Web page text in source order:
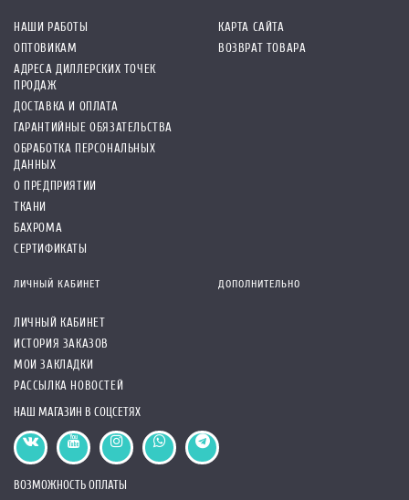
НАШИ РАБОТЫ
ОПТОВИКАМ
АДРЕСА ДИЛЛЕРСКИХ ТОЧЕК
ПРОДАЖ
ДОСТАВКА И ОПЛАТА
ГАРАНТИЙНЫЕ ОБЯЗАТЕЛЬСТВА
ОБРАБОТКА ПЕРСОНАЛЬНЫХ
ДАННЫХ
О ПРЕДПРИЯТИИ
ТКАНИ
БАХРОМА
СЕРТИФИКАТЫ
КАРТА САЙТА
ВОЗВРАТ ТОВАРА
ЛИЧНЫЙ КАБИНЕТ
ЛИЧНЫЙ КАБИНЕТ
ИСТОРИЯ ЗАКАЗОВ
МОИ ЗАКЛАДКИ
РАССЫЛКА НОВОСТЕЙ
ДОПОЛНИТЕЛЬНО
НАШ МАГАЗИН В СОЦСЕТЯХ
ВОЗМОЖНОСТЬ ОПЛАТЫ